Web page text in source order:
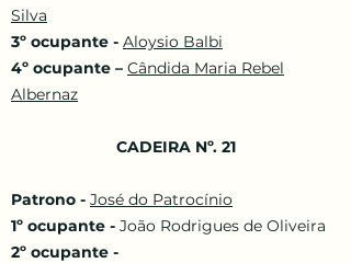
Silva
3º ocupante - Aloysio Balbi
4º ocupante – Cândida Maria Rebel
Albernaz
CADEIRA Nº. 21
Patrono - José do Patrocínio
1º ocupante - João Rodrigues de Oliveira
2º ocupante -